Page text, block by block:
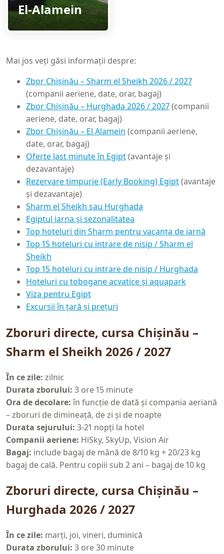
El-Alamein
Mai jos veți găsi informații despre:
Zbor Chișinău – Sharm el Sheikh 2026 / 2027
(companii aeriene, date, orar, bagaj)
Zbor Chișinău – Hurghada 2026 / 2027(companii
aeriene, date, orar, bagaj)
Zbor Chișinău – El Alamein (companii aeriene,
date, orar, bagaj)
Oferte last minute în Egipt(avantaje și
dezavantaje)
Rezervare timpurie (Early Booking) Egipt(avantaje
și dezavantaje)
Sharm el Sheikh sau Hurghada
Egiptul iarna și sezonalitatea
Top hoteluri din Sharm pentru vacanța de iarnă
Top 15 hoteluri cu intrare de nisip / Sharm el
Sheikh
Top 15 hoteluri cu intrare de nisip / Hurghada
Hoteluri cu tobogane acvatice și aquapark
Viza pentru Egipt
Excursii în țară și prețuri
Zboruri directe, cursa Chișinău –
Sharm el Sheikh 2026 / 2027
În ce zile: zilnic
Durata zborului: 3 ore 15 minute
Ora de decolare:în funcție de dată și compania aeriană
– zboruri de dimineață, de zi și de noapte
Durata sejurului: 3-21 nopți la hotel
Companii aeriene: HiSky, SkyUp, Vision Air
Bagaj: include bagaj de mână de 8/10 kg + 20/23 kg
bagaj de cală. Pentru copiii sub 2 ani – bagaj de 10 kg
Zboruri directe, cursa Chișinău –
Hurghada 2026 / 2027
În ce zile: marți, joi, vineri, duminică
Durata zborului: 3 ore 30 minute